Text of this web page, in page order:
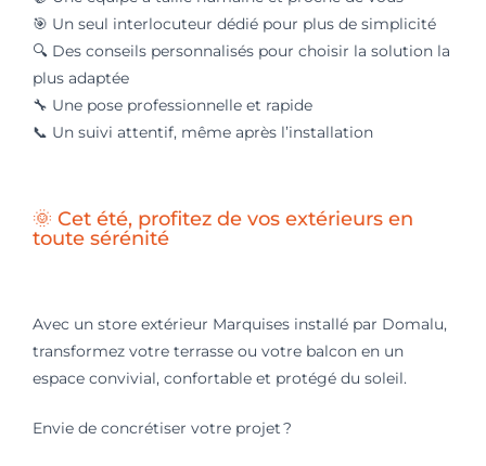
🎯 Un seul interlocuteur dédié pour plus de simplicité
🔍 Des conseils personnalisés pour choisir la solution la
plus adaptée
🔧 Une pose professionnelle et rapide
📞 Un suivi attentif, même après l’installation
🌞 Cet été, profitez de vos extérieurs en
toute sérénité
Avec un store extérieur Marquises installé par Domalu,
transformez votre terrasse ou votre balcon en un
espace convivial, confortable et protégé du soleil.
Envie de concrétiser votre projet ?